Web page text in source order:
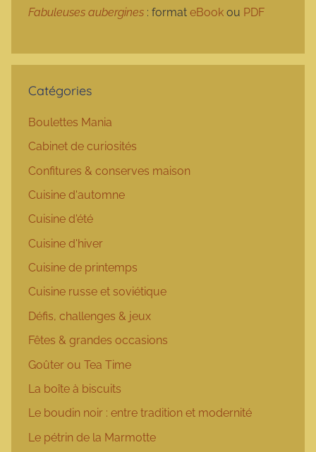
Fabuleuses aubergines : format eBook ou PDF
Catégories
Boulettes Mania
Cabinet de curiosités
Confitures & conserves maison
Cuisine d'automne
Cuisine d'été
Cuisine d'hiver
Cuisine de printemps
Cuisine russe et soviétique
Défis, challenges & jeux
Fêtes & grandes occasions
Goûter ou Tea Time
La boîte à biscuits
Le boudin noir : entre tradition et modernité
Le pétrin de la Marmotte